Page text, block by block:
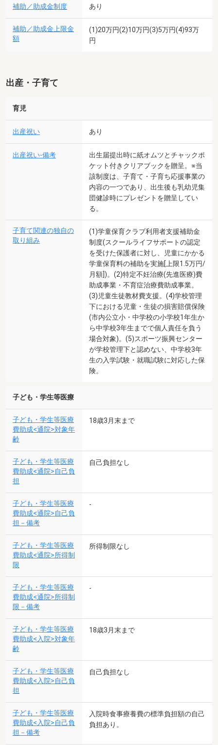
補助／助成金制度 あり
補助／助成金上限金
額
(1)20万円(2)10万円(3)5万円(4)93万
円
出産・子育て
育児
出産祝い あり
出産祝い-備考
出生届提出時に紙オムツとチャックポ
ケット付きクリアブックを贈呈。※当
該制度は、子育て・子育ち応援事業の
内容の一つであり、出生後も乳幼児集
団健診時にプレゼントを贈呈してい
る。
子育て関連の独自の
取り組み
(1)学童保育クラブ利用者支援補助金
制度(スクールライフサポートの認定
を受けた保護者に対し、児童にかかる
学童保育料の補助を実施[上限1.5万円/
月額])。(2)特定不妊治療(先進医療)費
助成事業・不育症治療費助成事業。
(3)児童生徒教材費支援。(4)学校管理
下における児童・生徒の損害賠償保険
(市内公立小・中学校の小学校1年生か
ら中学校3年生までで個人責任を負う
場合対象)。(5)スポーツ振興センター
が学校管理下と認めない、中学校3年
生の入学試験・就職試験に対応した保
険。
子ども・学生等医療
子ども・学生等医療
費助成<通院>対象年
齢
18歳3月末まで
子ども・学生等医療
費助成<通院>自己負
担
自己負担なし
子ども・学生等医療
費助成<通院>自己負
担－備考
-
子ども・学生等医療
費助成<通院>所得制
限
所得制限なし
子ども・学生等医療
費助成<通院>所得制
限－備考
-
子ども・学生等医療
費助成<入院>対象年
齢
18歳3月末まで
子ども・学生等医療
費助成<入院>自己負
担
自己負担なし
子ども・学生等医療
費助成<入院>自己負
担－備考
入院時食事療養費の標準負担額の自己
負担あり。